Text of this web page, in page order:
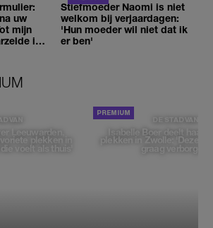
uw
mijn
ik
Stiefmoeder Naomi is niet
welkom bij verjaardagen:
'Hun moeder wil niet dat ik
er ben'
VAN
Leeuwarden,
plekken in
voelt als thuis'
DE STAD VAN
Isabelle Boer deelt haar
plekken in Zwolle: 'Deze
graag verborgen'